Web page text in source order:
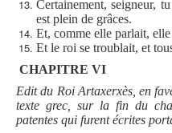
Certainement, seigneur,
est plein de grâces.
Et, comme elle parlait,
Et le roi se troublait, et
CHAPITRE VI
Edit du Roi Artaxerxès, en
texte grec, sur la fin du
patentes qui furent écrites